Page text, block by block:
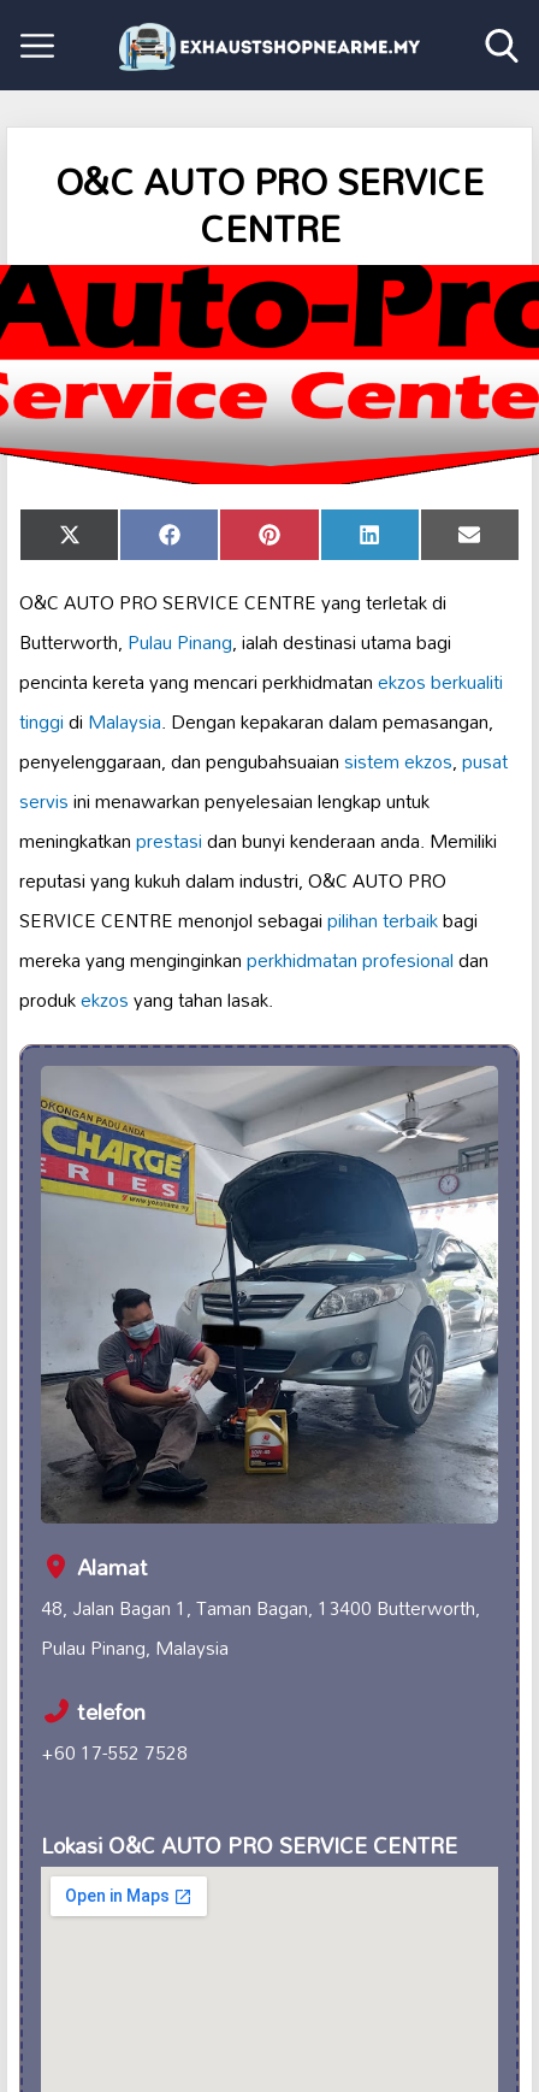
O&C AUTO PRO SERVICE
CENTRE
Share
on
X
(Twitter)
Share
on
Facebook Share
on
Pinterest Share
on
LinkedIn Share
on
Email
O&C AUTO PRO SERVICE CENTRE yang terletak di
Butterworth,Pulau Pinang, ialah destinasi utama bagi
pencinta kereta yang mencari perkhidmatanekzos berkualiti
tinggidiMalaysia. Dengan kepakaran dalam pemasangan,
penyelenggaraan, dan pengubahsuaiansistem ekzos,pusat
servisini menawarkan penyelesaian lengkap untuk
meningkatkanprestasidan bunyi kenderaan anda. Memiliki
reputasi yang kukuh dalam industri, O&C AUTO PRO
SERVICE CENTRE menonjol sebagaipilihan terbaikbagi
mereka yang menginginkanperkhidmatan profesionaldan
produkekzosyang tahan lasak.
Alamat
48, Jalan Bagan 1, Taman Bagan, 13400 Butterworth,
Pulau Pinang, Malaysia
telefon
+60 17-552 7528
Lokasi O&C AUTO PRO SERVICE CENTRE